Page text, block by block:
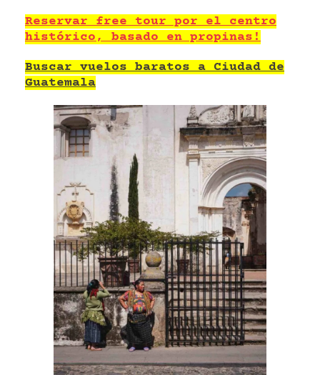
Reservar free tour por el centro
histórico, basado en propinas!
Buscar vuelos baratos a Ciudad de
Guatemala